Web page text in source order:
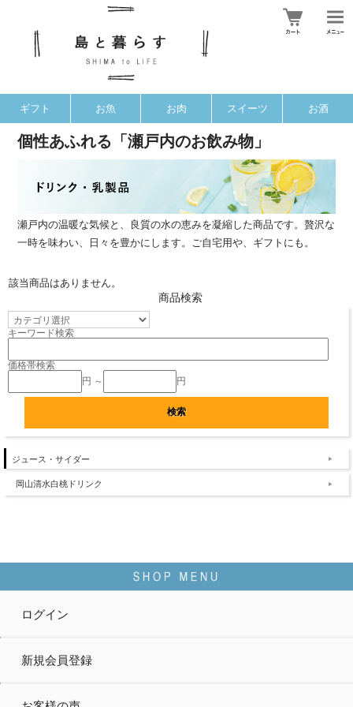
ギフト お魚 お肉 スイーツ お酒
個性あふれる「瀬戸内のお飲み物」
瀬戸内の温暖な気候と、良質の水の恵みを凝縮した商品です。贅沢な
一時を味わい、日々を豊かにします。ご自宅用や、ギフトにも。
該当商品はありません。
商品検索
キーワード検索
価格帯検索
円 ～
円
ジュース・サイダー
岡山清水白桃ドリンク
ログイン
新規会員登録